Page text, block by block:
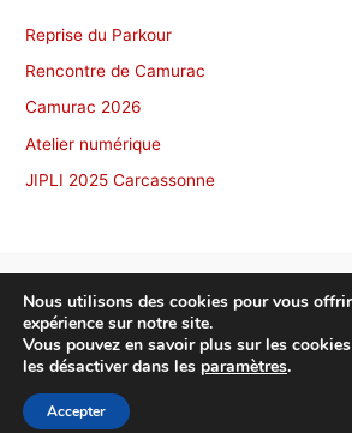
Reprise du Parkour
Rencontre de Camurac
Camurac 2026
Atelier numérique
JIPLI 2025 Carcassonne
Copyright © 2026 NonscÔ
Politique de
Nous utilisons des cookies pour vous
expérience sur notre site.
Vous pouvez en savoir plus sur les
les désactiver dans les paramètres.
Accepter